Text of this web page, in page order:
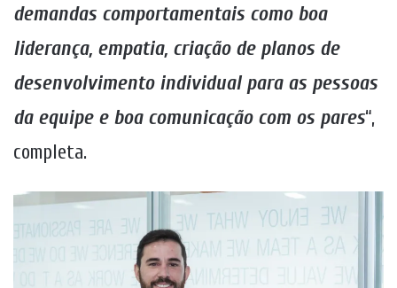
demandas comportamentais como boa
liderança, empatia, criação de planos de
desenvolvimento individual para as pessoas
da equipe e boa comunicação com os pares“,
completa.